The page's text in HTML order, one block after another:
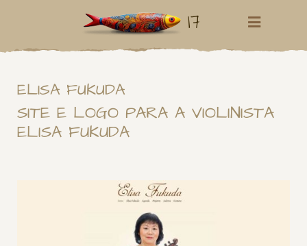
17
ELISA FUKUDA
SITE E LOGO PARA A VIOLINISTA
ELISA FUKUDA